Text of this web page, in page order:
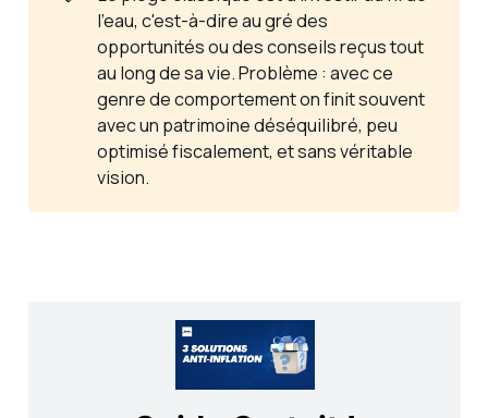
l’eau, c'est-à-dire au gré des
opportunités ou des conseils reçus tout
au long de sa vie. Problème : avec ce
genre de comportement on finit souvent
avec un patrimoine déséquilibré, peu
optimisé fiscalement, et sans véritable
vision.